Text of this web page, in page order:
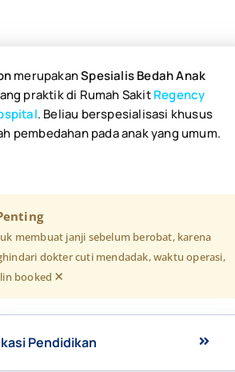
merupakanSpesialis BedahAnak
praktik di Rumah SakitRegency
. Beliau berspesialisasi khusus
pembedahan pada anak yang umum.
membuat janji sebelum berobat, karena
dokter cuti mendadak, waktu operasi,
booked ×
Pendidikan